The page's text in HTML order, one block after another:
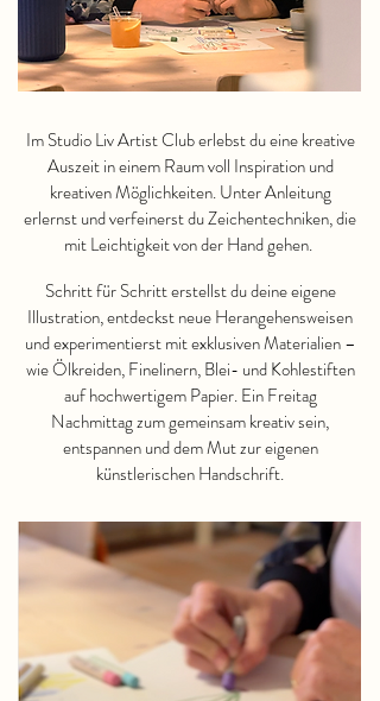
Im Studio Liv Artist Club erlebst du eine kreative
Auszeit in einem Raum voll Inspiration und
kreativen Möglichkeiten. Unter Anleitung
erlernst und verfeinerst du Zeichentechniken, die
mit Leichtigkeit von der Hand gehen.
Schritt für Schritt erstellst du deine eigene
Illustration, entdeckst neue Herangehensweisen
und experimentierst mit exklusiven Materialien –
wie Ölkreiden, Finelinern, Blei- und Kohlestiften
auf hochwertigem Papier. Ein Freitag
Nachmittag zum gemeinsam kreativ sein,
entspannen und dem Mut zur eigenen
künstlerischen Handschrift.